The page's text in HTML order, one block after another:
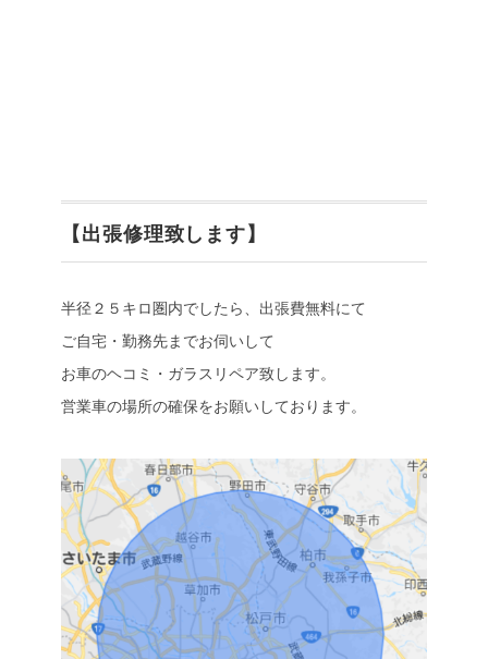
【出張修理致します】
半径２５キロ圏内でしたら、出張費無料にて
ご自宅・勤務先までお伺いして
お車のヘコミ・ガラスリペア致します。
営業車の場所の確保をお願いしております。